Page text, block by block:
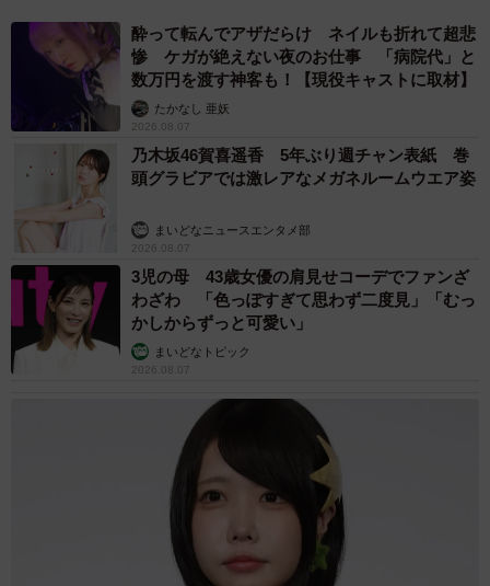
酔って転んでアザだらけ ネイルも折れて超悲
惨 ケガが絶えない夜のお仕事 「病院代」と
数万円を渡す神客も！【現役キャストに取材】
たかなし 亜妖
2026.08.07
乃木坂46賀喜遥香 5年ぶり週チャン表紙 巻
頭グラビアでは激レアなメガネルームウエア姿
まいどなニュースエンタメ部
2026.08.07
3児の母 43歳女優の肩見せコーデでファンざ
わざわ 「色っぽすぎて思わず二度見」「むっ
かしからずっと可愛い」
まいどなトピック
2026.08.07